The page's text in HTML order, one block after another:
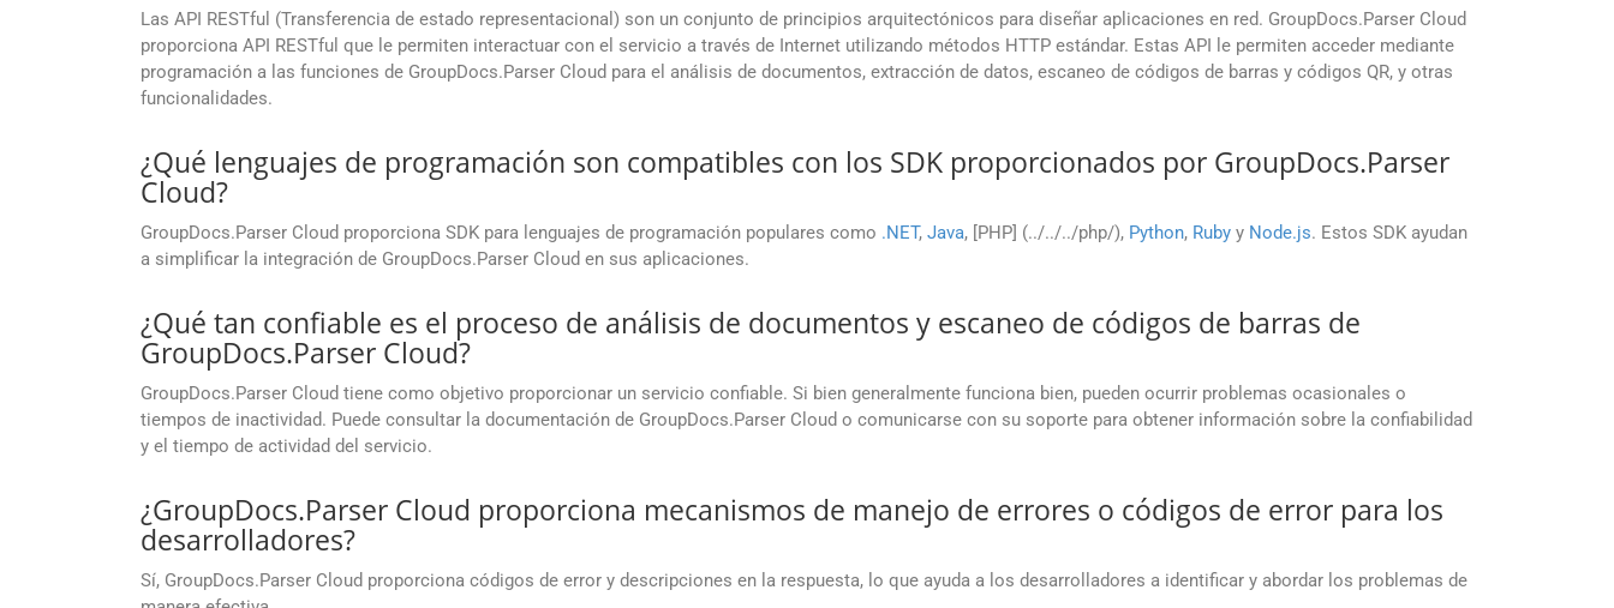
Las API RESTful (Transferencia de estado representacional) son un conjunto de principios arquitectónicos para diseñar aplicaciones en red. GroupDocs.Parser Cloud
proporciona API RESTful que le permiten interactuar con el servicio a través de Internet utilizando métodos HTTP estándar. Estas API le permiten acceder mediante
programación a las funciones de GroupDocs.Parser Cloud para el análisis de documentos, extracción de datos, escaneo de códigos de barras y códigos QR, y otras
funcionalidades.
¿Qué lenguajes de programación son compatibles con los SDK proporcionados por GroupDocs.Parser
Cloud?
GroupDocs.Parser Cloud proporciona SDK para lenguajes de programación populares como .NET, Java, [PHP] (../../../php/), Python, Ruby y Node.js. Estos SDK ayudan
a simplificar la integración de GroupDocs.Parser Cloud en sus aplicaciones.
¿Qué tan confiable es el proceso de análisis de documentos y escaneo de códigos de barras de
GroupDocs.Parser Cloud?
GroupDocs.Parser Cloud tiene como objetivo proporcionar un servicio confiable. Si bien generalmente funciona bien, pueden ocurrir problemas ocasionales o
tiempos de inactividad. Puede consultar la documentación de GroupDocs.Parser Cloud o comunicarse con su soporte para obtener información sobre la confiabilidad
y el tiempo de actividad del servicio.
¿GroupDocs.Parser Cloud proporciona mecanismos de manejo de errores o códigos de error para los
desarrolladores?
Sí, GroupDocs.Parser Cloud proporciona códigos de error y descripciones en la respuesta, lo que ayuda a los desarrolladores a identificar y abordar los problemas de